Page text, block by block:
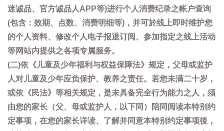
迷诚品、官方诚品人APP等)进行个人消费纪录之帐户查询
(包含：效期、点数、消费明细等)，并可於线上即时维护您
的个人资料、修改个人电子报退订阅、参加指定之线上活动
等网站内提供之各项专属服务。
(二)依《儿童及少年福利与权益保障法》规定，父母或监护
人对儿童及少年应负保护、教养之责任。若您未满二十岁，
或依《民法》等相关规定，是未具备完全行为能力之人，须
由您的家长（父、母或监护人，以下同）陪同阅读本特别约
定事项，在您的家长详读、了解并同意本特别约定事项後，